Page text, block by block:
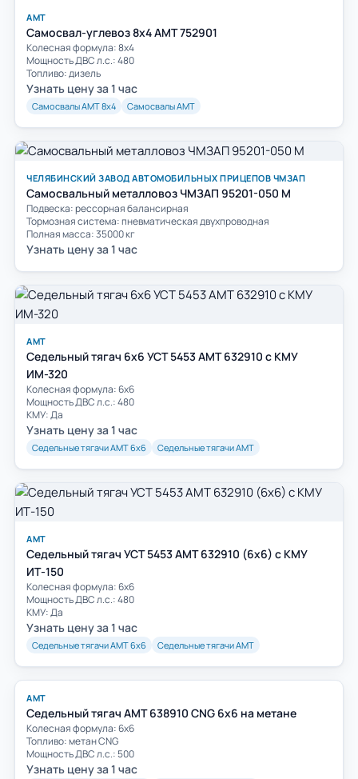
АМТ
Самосвал-углевоз 8х4 АМТ 752901
Колесная формула: 8х4
Мощность ДВС л.с.: 480
Топливо: дизель
Узнать цену за 1 час
Самосвалы АМТ 8х4 Самосвалы АМТ
ЧЕЛЯБИНСКИЙ ЗАВОД АВТОМОБИЛЬНЫХ ПРИЦЕПОВ ЧМЗАП
Самосвальный металловоз ЧМЗАП 95201-050 М
Подвеска: рессорная балансирная
Тормозная система: пневматическая двухпроводная
Полная масса: 35000 кг
Узнать цену за 1 час
АМТ
Седельный тягач 6х6 УСТ 5453 АМТ 632910 с КМУ
ИМ-320
Колесная формула: 6х6
Мощность ДВС л.с.: 480
КМУ: Да
Узнать цену за 1 час
Седельные тягачи АМТ 6х6 Седельные тягачи АМТ
АМТ
Седельный тягач УСТ 5453 АМТ 632910 (6х6) с КМУ
ИТ-150
Колесная формула: 6х6
Мощность ДВС л.с.: 480
КМУ: Да
Узнать цену за 1 час
Седельные тягачи АМТ 6х6 Седельные тягачи АМТ
АМТ
Седельный тягач AMT 638910 CNG 6х6 на метане
Колесная формула: 6х6
Топливо: метан CNG
Мощность ДВС л.с.: 500
Узнать цену за 1 час